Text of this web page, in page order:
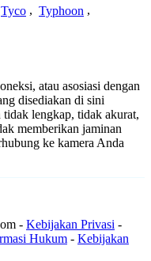
Tyco , Typhoon ,
atau asosiasi dengan
disediakan di sini
lengkap, tidak akurat,
memberikan jaminan
ke kamera Anda
- Kebijakan Privasi -
Hukum - Kebijakan